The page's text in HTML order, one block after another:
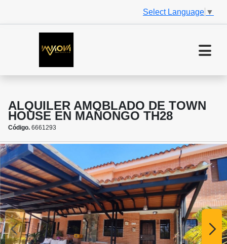
Select Language ▼
ALQUILER AMOBLADO DE TOWN
HOUSE EN MAÑONGO TH28
Código. 6661293